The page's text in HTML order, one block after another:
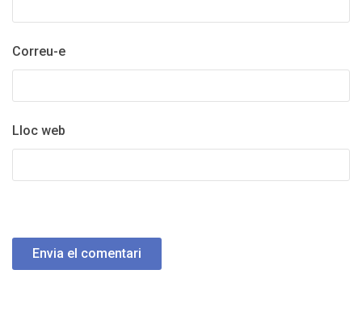
Correu-e
Lloc web